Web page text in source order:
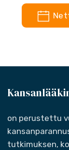
on perustettu
tutkimuksen,